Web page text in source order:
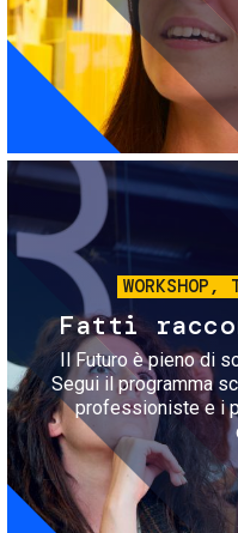
WORKSHOP,
Fatti
Il Futuro è pieno di
Segui il programma
professioniste e i